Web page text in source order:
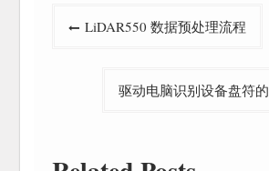
LiDAR550 数据预处理流程
驱动电脑识别设备盘符